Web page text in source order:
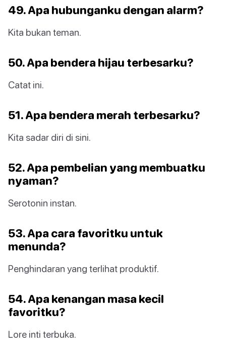
49. Apa hubunganku dengan alarm?
Kita bukan teman.
50. Apa bendera hijau terbesarku?
Catat ini.
51. Apa bendera merah terbesarku?
Kita sadar diri di sini.
52. Apa pembelian yang membuatku
nyaman?
Serotonin instan.
53. Apa cara favoritku untuk
menunda?
Penghindaran yang terlihat produktif.
54. Apa kenangan masa kecil
favoritku?
Lore inti terbuka.